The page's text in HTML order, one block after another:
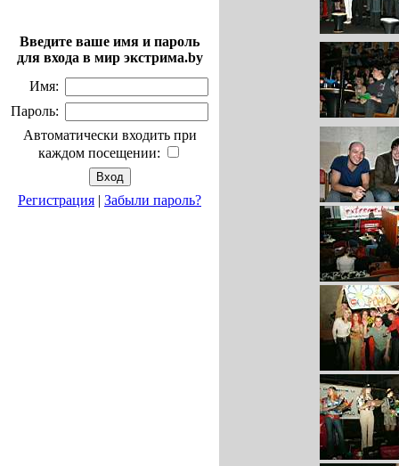
Введите ваше имя и пароль
для входа в мир экстрима.by
Имя:
Пароль:
Автоматически входить при
каждом посещении:
Регистрация | Забыли пароль?